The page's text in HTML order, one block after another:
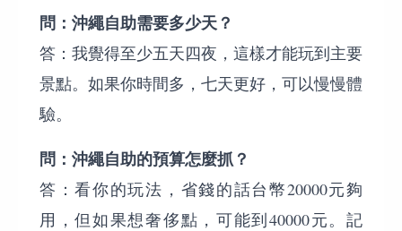
問：沖繩自助需要多少天？
答：我覺得至少五天四夜，這樣才能玩到主要
景點。如果你時間多，七天更好，可以慢慢體
驗。
問：沖繩自助的預算怎麼抓？
答：看你的玩法，省錢的話台幣20000元夠
用，但如果想奢侈點，可能到40000元。記